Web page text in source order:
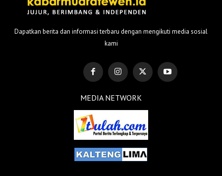
Dapatkan berita dan informasi terbaru dengan mengikuti media sosial
kami
MEDIA NETWORK